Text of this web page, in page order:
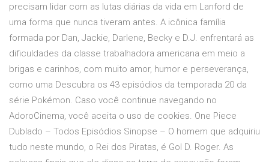
precisam lidar com as lutas diárias da vida em Lanford de
uma forma que nunca tiveram antes. A icônica família
formada por Dan, Jackie, Darlene, Becky e D.J. enfrentará as
dificuldades da classe trabalhadora americana em meio a
brigas e carinhos, com muito amor, humor e perseverança,
como uma Descubra os 43 episódios da temporada 20 da
série Pokémon. Caso você continue navegando no
AdoroCinema, você aceita o uso de cookies. One Piece
Dublado – Todos Episódios Sinopse – O homem que adquiriu
tudo neste mundo, o Rei dos Piratas, é Gol D. Roger. As